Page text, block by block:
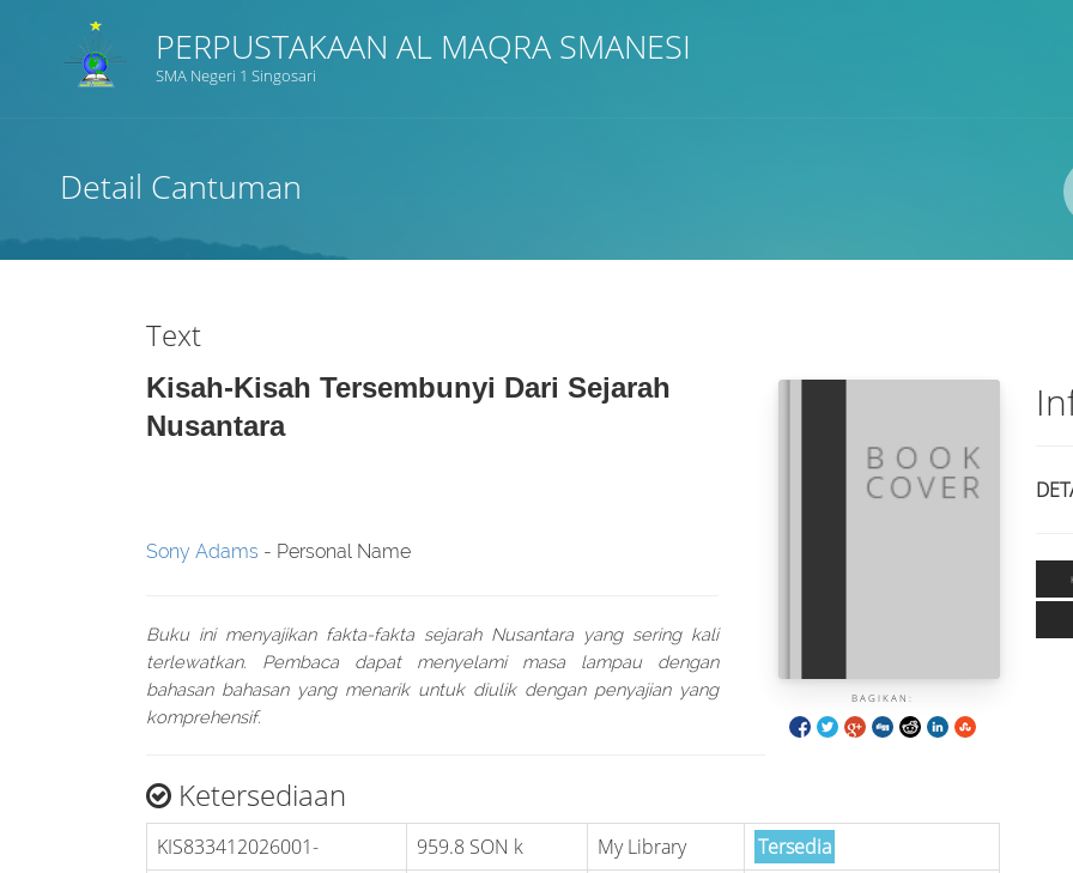
PERPUSTAKAAN AL MAQRA SMANESI
SMA Negeri 1 Singosari
Detail Cantuman
Text
Kisah-Kisah Tersembunyi Dari Sejarah
Nusantara
BAGIKAN:
Sony Adams - Personal Name
Buku ini menyajikan fakta-fakta sejarah Nusantara yang sering kali
terlewatkan. Pembaca dapat menyelami masa lampau dengan
bahasan bahasan yang menarik untuk diulik dengan penyajian yang
komprehensif.
Ketersediaan
KIS833412026001- 959.8 SON k My Library
Tersedia